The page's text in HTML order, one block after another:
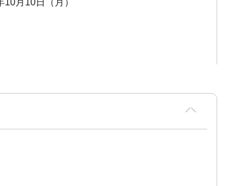
月10日（月）